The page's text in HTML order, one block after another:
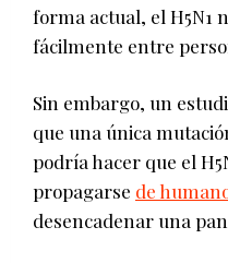
forma actual, el H5N1
fácilmente entre
Sin embargo, un
que una única
podría hacer que el
propagarse de
desencadenar una